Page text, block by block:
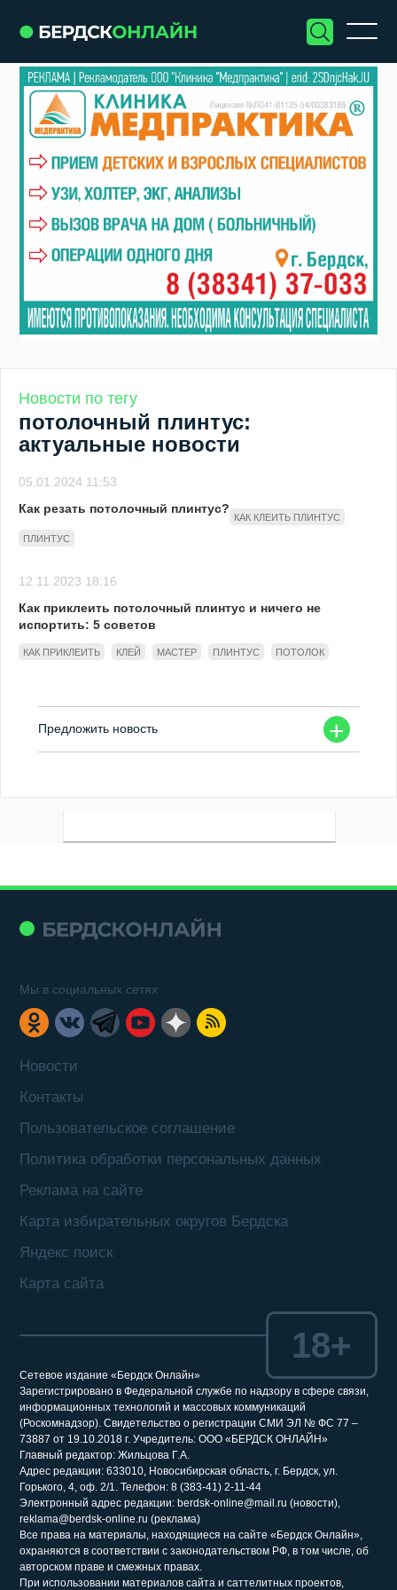
Новости по тегу
потолочный плинтус:
актуальные новости
05.01.2024 11:53
Как резать потолочный плинтус?
КАК КЛЕИТЬ ПЛИНТУС
ПЛИНТУС
12.11.2023 18:16
Как приклеить потолочный плинтус и ничего не
испортить: 5 советов
КАК ПРИКЛЕИТЬ КЛЕЙ МАСТЕР ПЛИНТУС ПОТОЛОК
+
Предложить новость
Новости
Контакты
Пользовательское соглашение
Политика обработки персональных данных
Реклама на сайте
Карта избирательных округов Бердска
Яндекс поиск
Карта сайта
Мы в социальных сетях
Сетевое издание «Бердск Онлайн»
Зарегистрировано в Федеральной службе по надзору в сфере связи,
информационных технологий и массовых коммуникаций
(Роскомнадзор). Свидетельство о регистрации СМИ ЭЛ № ФС 77 –
73887 от 19.10.2018 г. Учредитель: ООО «БЕРДСК ОНЛАЙН»
Главный редактор: Жильцова Г.А.
Адрес редакции: 633010, Новосибирская область, г. Бердск, ул.
Горького, 4, оф. 2/1. Телефон: 8 (383-41) 2-11-44
Электронный адрес редакции: berdsk-online@mail.ru (новости),
reklama@berdsk-online.ru (реклама)
Все права на материалы, находящиеся на сайте «Бердск Онлайн»,
охраняются в соответствии с законодательством РФ, в том числе, об
авторском праве и смежных правах.
При использовании материалов сайта и саттелитных проектов,
18+